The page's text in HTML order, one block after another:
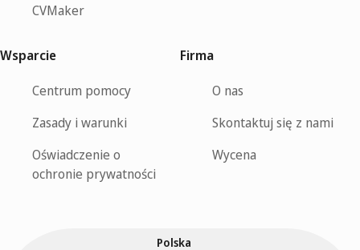
CVMaker
Wsparcie
Centrum pomocy
Zasady i warunki
Oświadczenie o
ochronie prywatności
Firma
O nas
Skontaktuj się z nami
Wycena
Polska